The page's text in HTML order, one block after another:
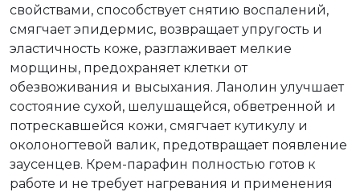
свойствами, способствует снятию воспалений,
смягчает эпидермис, возвращает упругость и
эластичность коже, разглаживает мелкие
морщины, предохраняет клетки от
обезвоживания и высыхания. Ланолин улучшает
состояние сухой, шелушащейся, обветренной и
потрескавшейся кожи, смягчает кутикулу и
околоногтевой валик, предотвращает появление
заусенцев. Крем-парафин полностью готов к
работе и не требует нагревания и применения